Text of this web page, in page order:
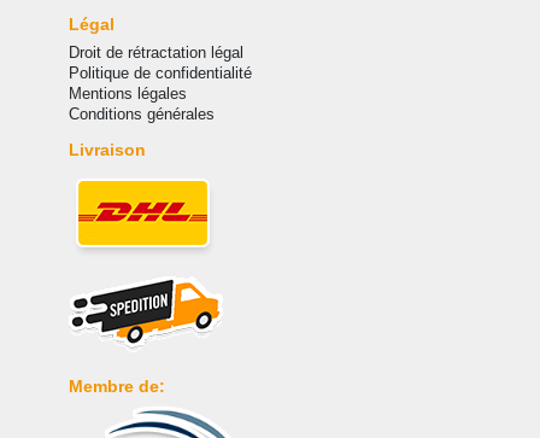
Légal
Droit de rétractation légal
Politique de confidentialité
Mentions légales
Conditions générales
Livraison
Membre de: